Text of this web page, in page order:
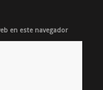
en este navegador